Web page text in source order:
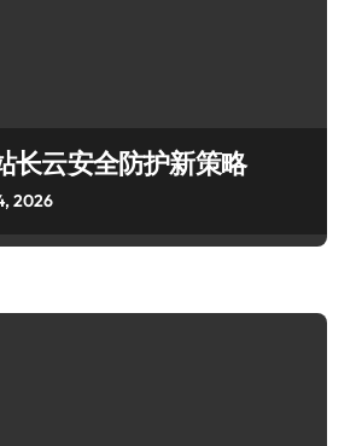
长云安全防护新策略
2026